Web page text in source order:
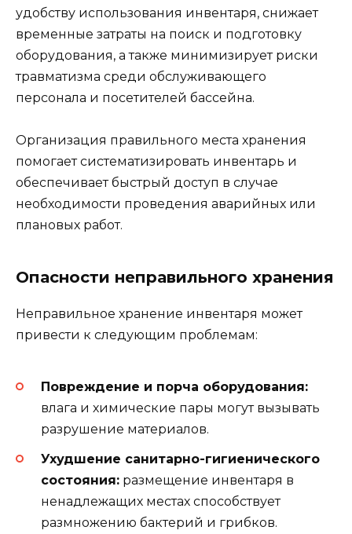
удобству использования инвентаря, снижает
временные затраты на поиск и подготовку
оборудования, а также минимизирует риски
травматизма среди обслуживающего
персонала и посетителей бассейна.
Организация правильного места хранения
помогает систематизировать инвентарь и
обеспечивает быстрый доступ в случае
необходимости проведения аварийных или
плановых работ.
Опасности неправильного хранения
Неправильное хранение инвентаря может
привести к следующим проблемам:
Повреждение и порча оборудования:
влага и химические пары могут вызывать
разрушение материалов.
Ухудшение санитарно-гигиенического
состояния: размещение инвентаря в
ненадлежащих местах способствует
размножению бактерий и грибков.